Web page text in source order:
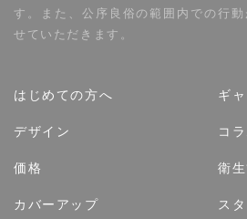
す。また、公序良俗の範囲内での行
せていただきます。
はじめての方へ
デザイン
価格
カバーアップ
ギ
コラ
衛
ス